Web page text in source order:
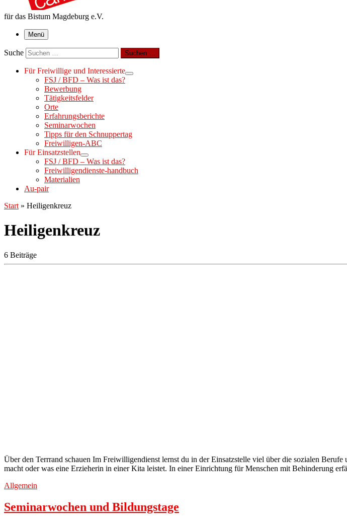
für das Bistum Magdeburg e.V.
Menü
Suche Suchen …
Für Freiwillige und Interessierte
FSJ / BFD – Was ist das?
Bewerbung
Tätigkeitsfelder
Orte
Erfahrungsberichte
Seminarwochen
Tipps für den Schnuppertag
Freiwilligen-ABC
Für Einsatzstellen
FSJ / BFD – Was ist das?
Freiwilligendienste-handbuch
Materialien
Au-pair
Start » Heiligenkreuz
Heiligenkreuz
6 Beiträge
Über den Terrrand schauen Im Freiwilligendienst lernst du in der Einsatzstelle viel über die sozialen
macht oder was eine Erzieherin in einer Kita leistet. In einer Einrichtung für Menschen mit Behinderung
Allgemein
Seminarwochen und Bildungstage